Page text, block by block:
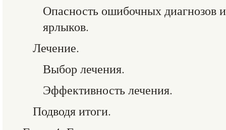
Опасность ошибочных диагнозов
ярлыков.
Лечение.
Выбор лечения.
Эффективность лечения.
Подводя итоги.